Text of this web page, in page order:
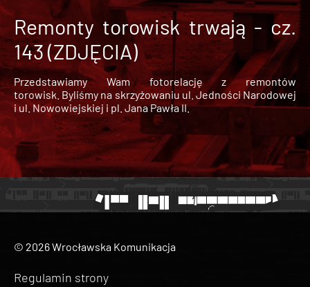
Remonty torowisk trwają - cz.
143 (ZDJĘCIA)
Przedstawiamy Wam fotorelację z remontów
torowisk. Byliśmy na skrzyżowaniu ul. Jedności Narodowej
i ul. Nowowiejskiej i pl. Jana Pawła II.
© 2026 Wrocławska Komunikacja
Regulamin strony